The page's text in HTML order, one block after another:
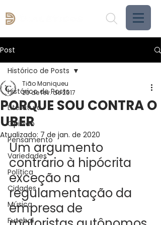
Post
Histórico de Posts
Literatura
Opinião
Pensamento
Variedades
Política
Cidades
Música
Futebol
Histórico de Posts
PORQUE SOU CONTRA O
UBER
Tião Maniqueu
20 de fev. de 2017
Atualizado: 7 de jan. de 2020
Um argumento
contrário à hipócrita
exceção na
regulamentação da
empresa de